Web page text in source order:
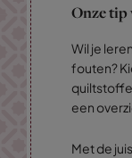
Onze tip
Wil je
fouten?
een
Met de